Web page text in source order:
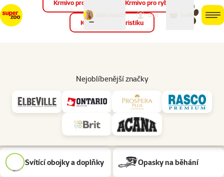
můj
účet
Krmivo pro ptáky Krmivo pro ryby
Krmivo pro teraristiku
Nejoblíbenější značky
Pomůcky pro venčení psa Materiál: PVA materiál
Vodítka
Obojky, psí známky a
adresáře
Náhubky
Svítící obojky a doplňky Opasky na běhání